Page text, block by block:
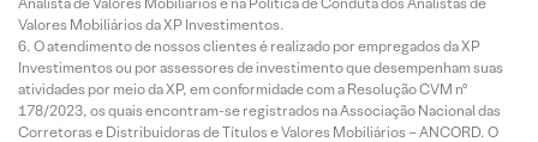
Valores Mobiliários da XP Investimentos.
O atendimento de nossos clientes é realizado por empregados da XP
Investimentos ou por assessores de investimento que desempenham suas
atividades por meio da XP, em conformidade com a Resolução CVM nº
178/2023, os quais encontram-se registrados na Associação Nacional das
Corretoras e Distribuidoras de Títulos e Valores Mobiliários – ANCORD. O